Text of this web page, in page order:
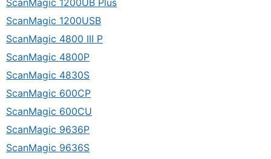
ScanMagic 1200UB Plus
ScanMagic 1200USB
ScanMagic 4800 III P
ScanMagic 4800P
ScanMagic 4830S
ScanMagic 600CP
ScanMagic 600CU
ScanMagic 9636P
ScanMagic 9636S